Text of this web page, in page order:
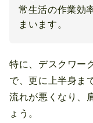
常生活の作業効
まいます。
特に、デスクワー
で、更に上半身ま
流れが悪くなり、
ょう。